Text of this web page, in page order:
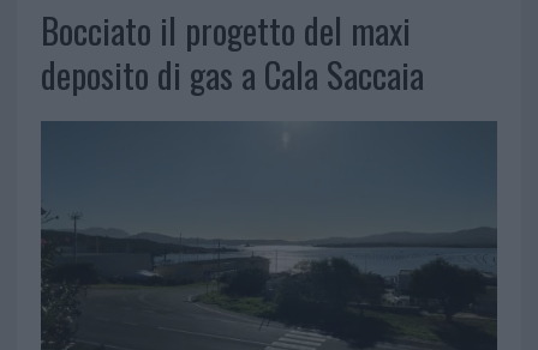
Bocciato il progetto del maxi
deposito di gas a Cala Saccaia